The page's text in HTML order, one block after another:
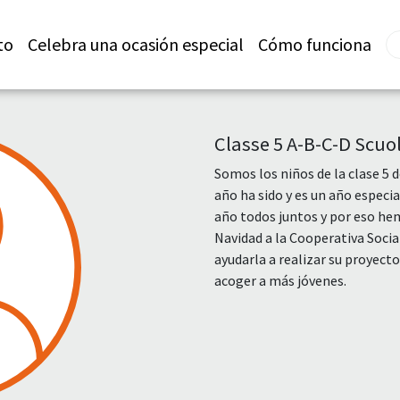
Celebra una ocasión especial Cómo funciona
Classe 5 A-B-C-D
Somos los niños de la clase 5
año ha sido y es un año
año todos juntos y por eso
Navidad a la Cooperativa
ayudarla a realizar su
acoger a más jóvenes.